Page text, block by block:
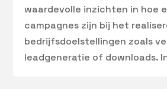
waardevolle inzichten in hoe
campagnes zijn bij het
bedrijfsdoelstellingen zoals
leadgeneratie of downloads.